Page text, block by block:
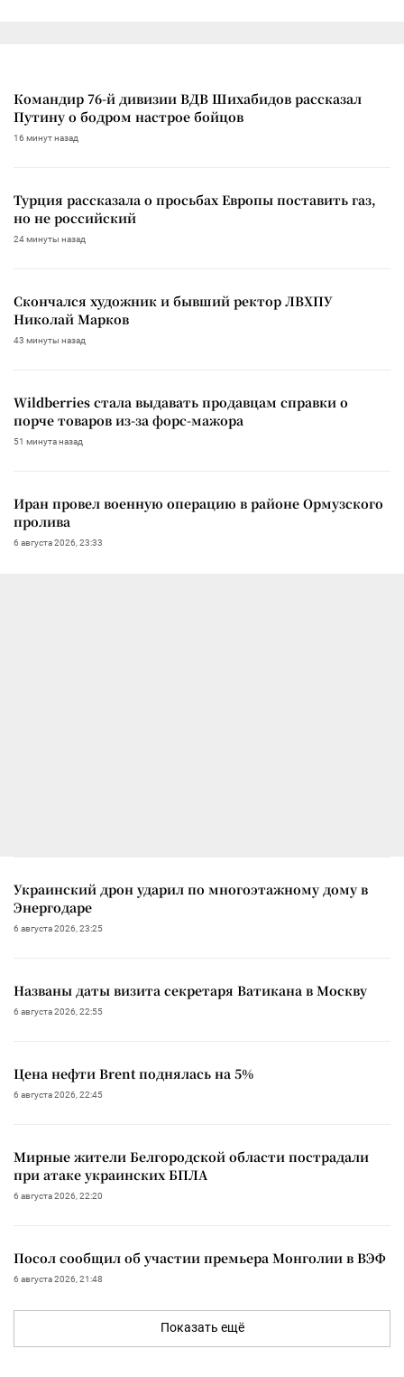
Командир 76-й дивизии ВДВ Шихабидов рассказал
Путину о бодром настрое бойцов
16 минут назад
Турция рассказала о просьбах Европы поставить газ,
но не российский
24 минуты назад
Скончался художник и бывший ректор ЛВХПУ
Николай Марков
43 минуты назад
Wildberries стала выдавать продавцам справки о
порче товаров из-за форс-мажора
51 минута назад
Иран провел военную операцию в районе Ормузского
пролива
6 августа 2026, 23:33
Украинский дрон ударил по многоэтажному дому в
Энергодаре
6 августа 2026, 23:25
Названы даты визита секретаря Ватикана в Москву
6 августа 2026, 22:55
Цена нефти Brent поднялась на 5%
6 августа 2026, 22:45
Мирные жители Белгородской области пострадали
при атаке украинских БПЛА
6 августа 2026, 22:20
Посол сообщил об участии премьера Монголии в ВЭФ
6 августа 2026, 21:48
Показать ещё